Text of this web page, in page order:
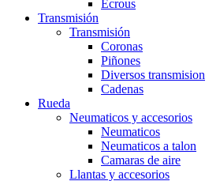
Ecrous
Transmisión
Transmisión
Coronas
Piñones
Diversos transmision
Cadenas
Rueda
Neumaticos y accesorios
Neumaticos
Neumaticos a talon
Camaras de aire
Llantas y accesorios